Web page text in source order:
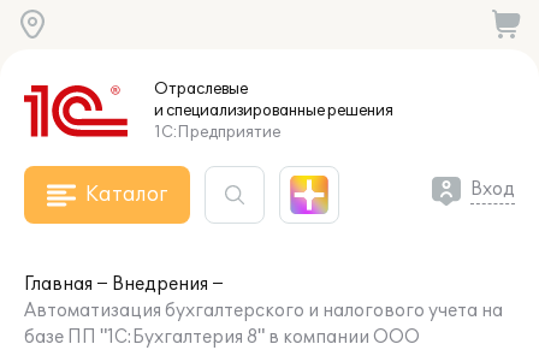
Отраслевые
и специализированныерешения
1С:Предприятие
Каталог Вход
Главная
Внедрения
Автоматизация бухгалтерского и налогового учета на
базе ПП "1С:Бухгалтерия 8" в компании ООО